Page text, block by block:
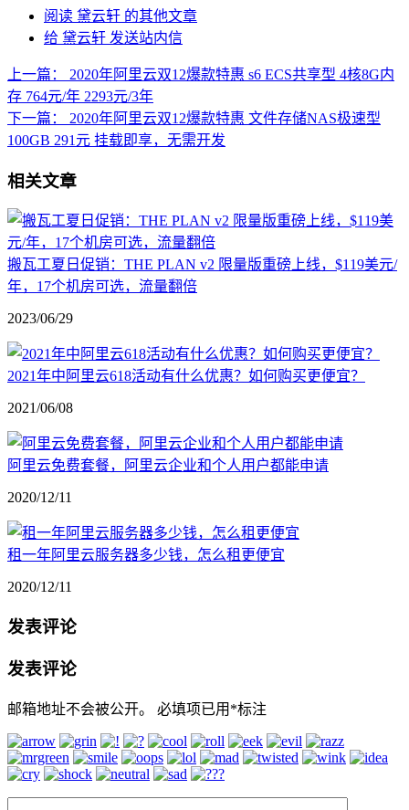
阅读 黛云轩 的其他文章
给 黛云轩 发送站内信
上一篇：
2020年阿里云双12爆款特惠 s6 ECS共享型 4核8G内
存 764元/年 2293元/3年
下一篇：
2020年阿里云双12爆款特惠 文件存储NAS极速型
100GB 291元 挂载即享，无需开发
相关文章
搬瓦工夏日促销：THE PLAN v2 限量版重磅上线，$119美元/
年，17个机房可选，流量翻倍
2023/06/29
2021年中阿里云618活动有什么优惠？如何购买更便宜？
2021/06/08
阿里云免费套餐，阿里云企业和个人用户都能申请
2020/12/11
租一年阿里云服务器多少钱，怎么租更便宜
2020/12/11
发表评论
发表评论
邮箱地址不会被公开。 必填项已用 *标注